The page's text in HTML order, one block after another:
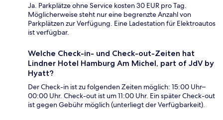
Ja. Parkplätze ohne Service kosten 30 EUR pro Tag.
Möglicherweise steht nur eine begrenzte Anzahl von
Parkplätzen zur Verfügung. Eine Ladestation für Elektroautos
ist verfügbar.
Welche Check-in- und Check-out-Zeiten hat
Lindner Hotel Hamburg Am Michel, part of JdV by
Hyatt?
Der Check-in ist zu folgenden Zeiten möglich: 15:00 Uhr–
00:00 Uhr. Check-out ist um 11:00 Uhr. Ein später Check-out
ist gegen Gebühr möglich (unterliegt der Verfügbarkeit).